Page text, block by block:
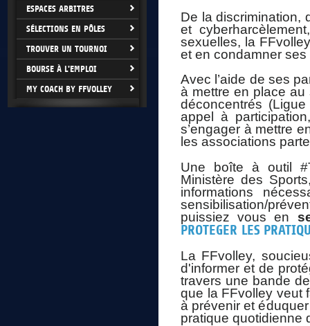
ESPACES ARBITRES
SÉLECTIONS EN PÔLES
TROUVER UN TOURNOI
BOURSE À L'EMPLOI
MY COACH BY FFVOLLEY
De la discrimination,
et
sexuelles, la
et en condamner ses
Avec l’aide de ses
à mettre en place au
déconcentrés
appel à
s’engager à mettre
les associations
Une boîte à outil
Ministère des
informations
sensibilisation/
puissiez vous en
PROTEGER LES
La FFvolley,
d'informer et de
travers une bande
que la FFvolley veut
à prévenir et
pratique quotidienne